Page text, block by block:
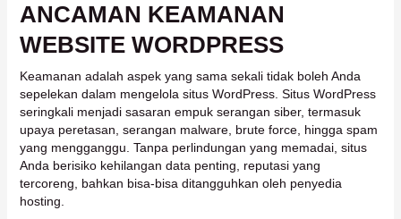
ANCAMAN KEAMANAN
WEBSITE WORDPRESS
Keamanan adalah aspek yang sama sekali tidak boleh Anda
sepelekan dalam mengelola situs WordPress. Situs WordPress
seringkali menjadi sasaran empuk serangan siber, termasuk
upaya peretasan, serangan malware, brute force, hingga spam
yang mengganggu. Tanpa perlindungan yang memadai, situs
Anda berisiko kehilangan data penting, reputasi yang
tercoreng, bahkan bisa-bisa ditangguhkan oleh penyedia
hosting.